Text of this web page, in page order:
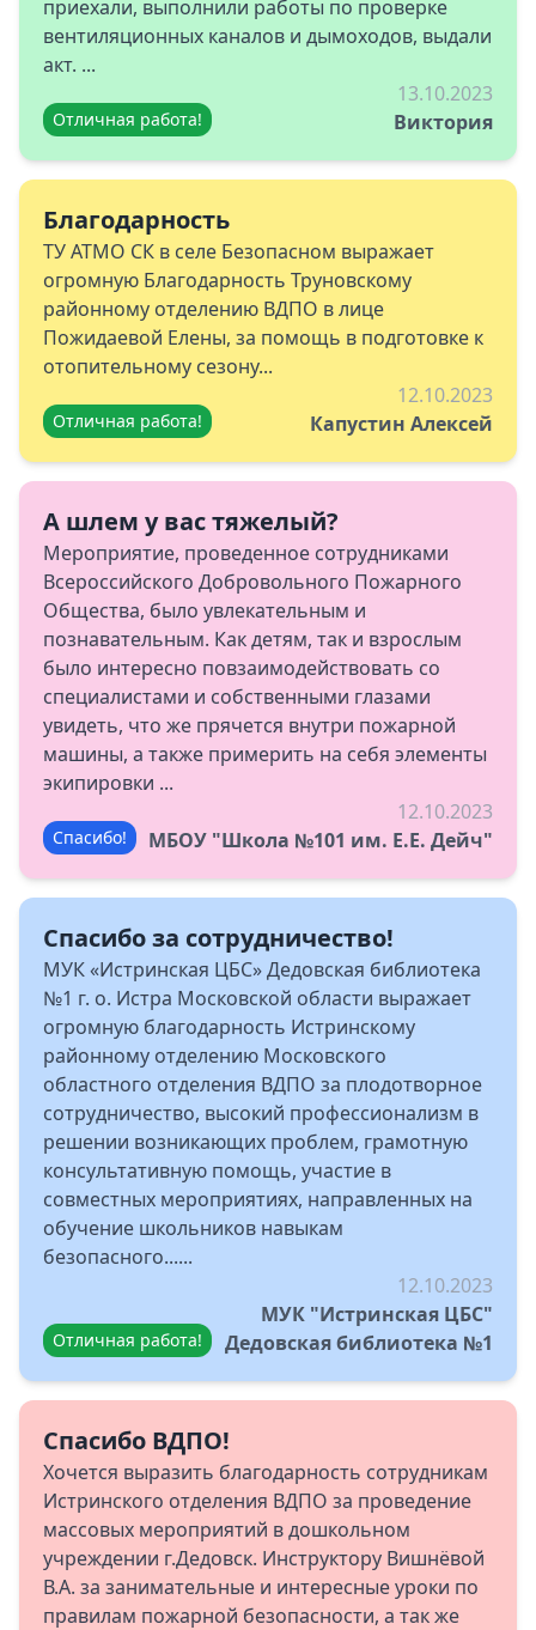
приехали, выполнили работы по проверке
вентиляционных каналов и дымоходов, выдали
акт. ...
Отличная работа!
13.10.2023
Виктория
Благодарность
ТУ АТМО СК в селе Безопасном выражает
огромную Благодарность Труновскому
районному отделению ВДПО в лице
Пожидаевой Елены, за помощь в подготовке к
отопительному сезону...
Отличная работа!
12.10.2023
Капустин Алексей
А шлем у вас тяжелый?
Мероприятие, проведенное сотрудниками
Всероссийского Добровольного Пожарного
Общества, было увлекательным и
познавательным. Как детям, так и взрослым
было интересно повзаимодействовать со
специалистами и собственными глазами
увидеть, что же прячется внутри пожарной
машины, а также примерить на себя элементы
экипировки ...
Спасибо!
12.10.2023
МБОУ "Школа №101 им. Е.Е. Дейч"
Спасибо за сотрудничество!
МУК «Истринская ЦБС» Дедовская библиотека
№1 г. о. Истра Московской области выражает
огромную благодарность Истринскому
районному отделению Московского
областного отделения ВДПО за плодотворное
сотрудничество, высокий профессионализм в
решении возникающих проблем, грамотную
консультативную помощь, участие в
совместных мероприятиях, направленных на
обучение школьников навыкам
безопасного......
Отличная работа!
12.10.2023
МУК "Истринская ЦБС"
Дедовская библиотека №1
Спасибо ВДПО!
Хочется выразить благодарность сотрудникам
Истринского отделения ВДПО за проведение
массовых мероприятий в дошкольном
учреждении г.Дедовск. Инструктору Вишнёвой
В.А. за занимательные и интересные уроки по
правилам пожарной безопасности, а так же